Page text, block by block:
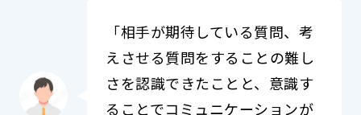
「相手が期待している質問、考
えさせる質問をすることの難し
さを認識できたことと、意識す
ることでコミュニケーションが